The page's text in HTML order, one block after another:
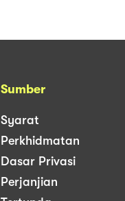
Sumber
Syarat
Perkhidmatan
Dasar Privasi
Perjanjian